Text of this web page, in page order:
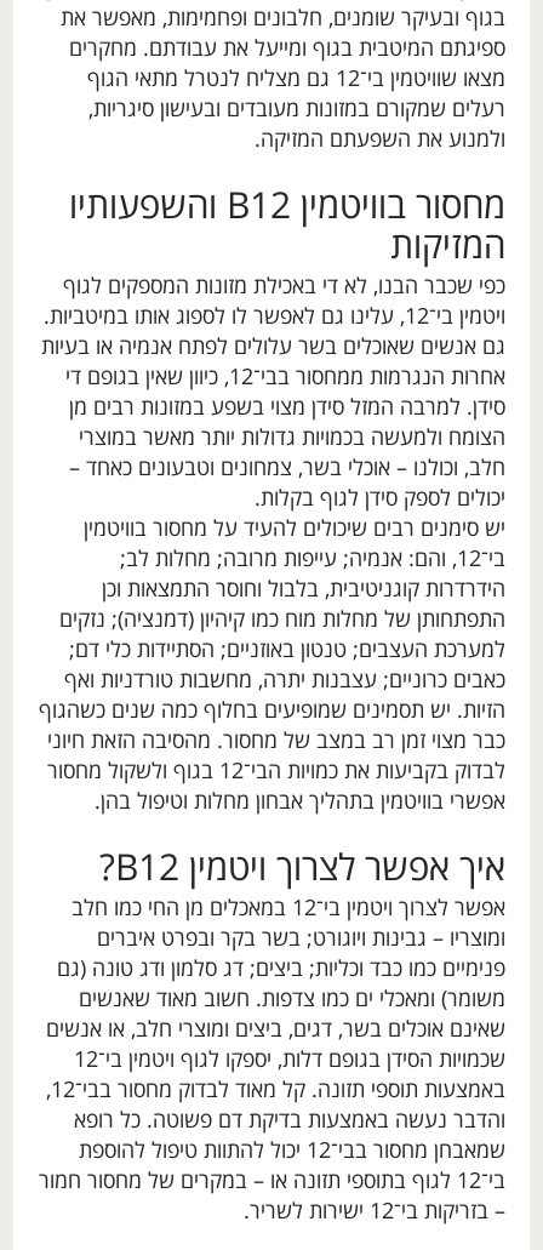
בגוף ובעיקר שומנים, חלבונים ופחמימות, מאפשר את
ספיגתם המיטבית בגוף ומייעל את עבודתם. מחקרים
מצאו שוויטמין בי־12 גם מצליח לנטרל מתאי הגוף
רעלים שמקורם במזונות מעובדים ובעישון סיגריות,
ולמנוע את השפעתם המזיקה.
מחסור בוויטמין B12 והשפעותיו
המזיקות
כפי שכבר הבנו, לא די באכילת מזונות המספקים לגוף
ויטמין בי־12, עלינו גם לאפשר לו לספוג אותו במיטביות.
גם אנשים שאוכלים בשר עלולים לפתח אנמיה או בעיות
אחרות הנגרמות ממחסור בבי־12, כיוון שאין בגופם די
סידן. למרבה המזל סידן מצוי בשפע במזונות רבים מן
הצומח ולמעשה בכמויות גדולות יותר מאשר במוצרי
חלב, וכולנו – אוכלי בשר, צמחונים וטבעונים כאחד –
יכולים לספק סידן לגוף בקלות.
יש סימנים רבים שיכולים להעיד על מחסור בוויטמין
בי־12, והם: אנמיה; עייפות מרובה; מחלות לב;
הידרדרות קוגניטיבית, בלבול וחוסר התמצאות וכן
התפתחותן של מחלות מוח כמו קיהיון (דמנציה); נזקים
למערכת העצבים; טנטון באוזניים; הסתיידות כלי דם;
כאבים כרוניים; עצבנות יתרה, מחשבות טורדניות ואף
הזיות. יש תסמינים שמופיעים בחלוף כמה שנים כשהגוף
כבר מצוי זמן רב במצב של מחסור. מהסיבה הזאת חיוני
לבדוק בקביעות את כמויות הבי־12 בגוף ולשקול מחסור
אפשרי בוויטמין בתהליך אבחון מחלות וטיפול בהן.
איך אפשר לצרוך ויטמין B12?
אפשר לצרוך ויטמין בי־12 במאכלים מן החי כמו חלב
ומוצריו – גבינות ויוגורט; בשר בקר ובפרט איברים
פנימיים כמו כבד וכליות; ביצים; דג סלמון ודג טונה (גם
משומר) ומאכלי ים כמו צדפות. חשוב מאוד שאנשים
שאינם אוכלים בשר, דגים, ביצים ומוצרי חלב, או אנשים
שכמויות הסידן בגופם דלות, יספקו לגוף ויטמין בי־12
באמצעות תוספי תזונה. קל מאוד לבדוק מחסור בבי־12,
והדבר נעשה באמצעות בדיקת דם פשוטה. כל רופא
שמאבחן מחסור בבי־12 יכול להתוות טיפול להוספת
בי־12 לגוף בתוספי תזונה או – במקרים של מחסור חמור
– בזריקות בי־12 ישירות לשריר.